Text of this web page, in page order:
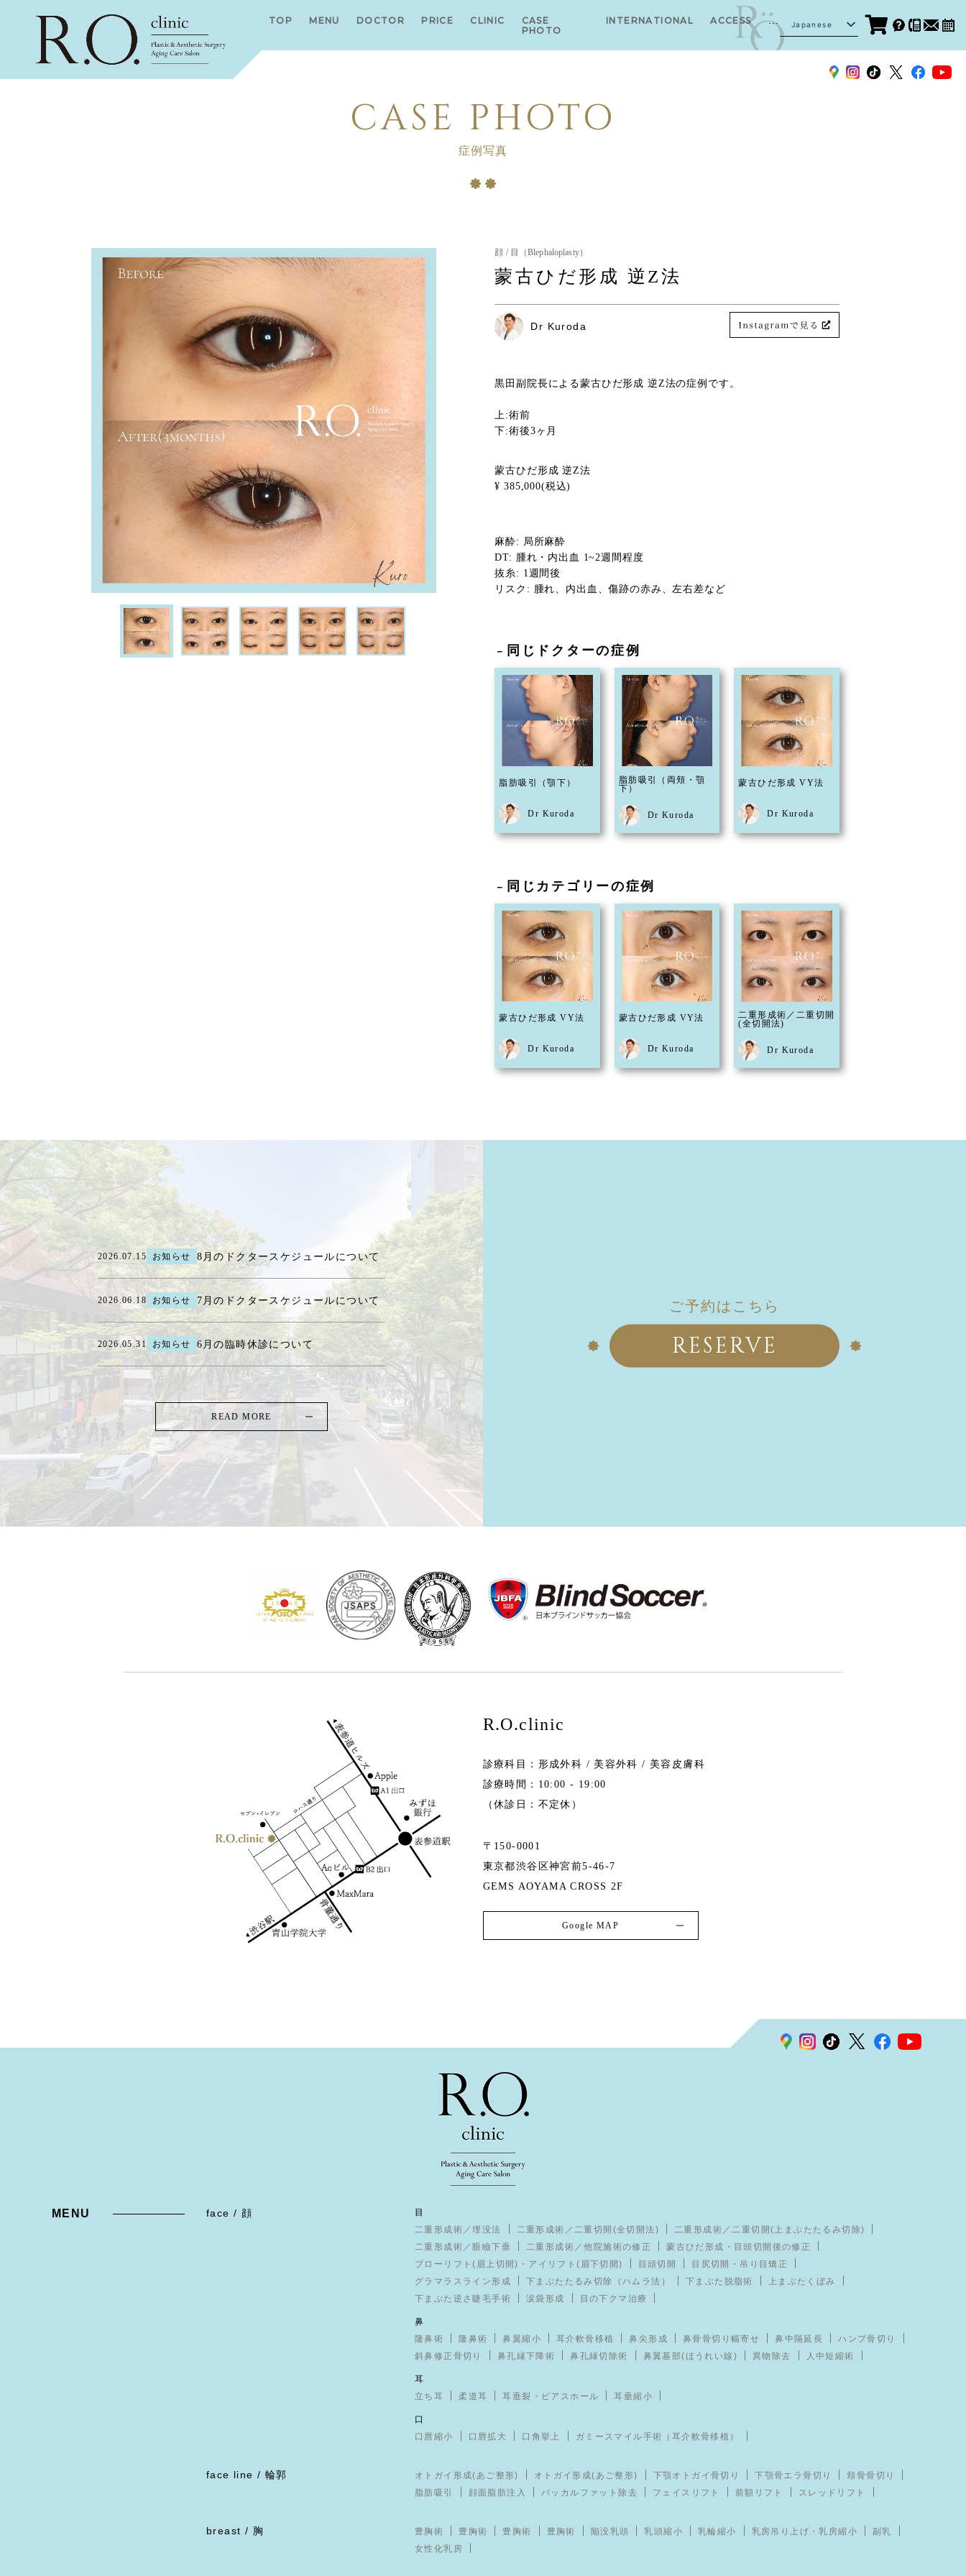
TOP MENU DOCTOR PRICE CLINIC
CASE
PHOTO
INTERNATIONAL ACCESS ... Japanese
CASE PHOTO
症例写真
顔 / 目（Blephaloplasty）
蒙古ひだ形成 逆Z法
Dr Kuroda
黒田副院長による蒙古ひだ形成 逆Z法の症例です。
上:術前
下:術後3ヶ月
蒙古ひだ形成 逆Z法
¥ 385,000(税込)
麻酔: 局所麻酔
DT: 腫れ・内出血 1~2週間程度
抜糸: 1週間後
リスク: 腫れ、内出血、傷跡の赤み、左右差など
－ 同じドクターの症例
脂肪吸引（顎下）
Dr Kuroda
脂肪吸引（両頬・顎
下）
Dr Kuroda
蒙古ひだ形成 VY法
Dr Kuroda
－ 同じカテゴリーの症例
蒙古ひだ形成 VY法
Dr Kuroda
蒙古ひだ形成 VY法
Dr Kuroda
二重形成術／二重切開
(全切開法)
Dr Kuroda
2026.07.15 お知らせ 8月のドクタースケジュールについて
2026.06.18 お知らせ 7月のドクタースケジュールについて
2026.05.31 お知らせ 6月の臨時休診について
READ MORE
ご予約はこちら
RESERVE
R.O.clinic
診療科目：形成外科 / 美容外科 / 美容皮膚科
診療時間：10:00 - 19:00
（休診日：不定休）
〒150-0001
東京都渋谷区神宮前5-46-7
GEMS AOYAMA CROSS 2F
Google MAP
MENU face / 顔
目
二重形成術／埋没法
二重形成術／二重切開(全切開法)
二重形成術／二重切開(上まぶたたるみ切除)
二重形成術／眼瞼下垂
二重形成術／他院施術の修正
蒙古ひだ形成・目頭切開後の修正
ブローリフト(眉上切開)・アイリフト(眉下切開)
目頭切開
目尻切開・吊り目矯正
グラマラスライン形成
下まぶたたるみ切除（ハムラ法） 下まぶた脱脂術
上まぶたくぼみ
下まぶた逆さ睫毛手術
涙袋形成 目の下クマ治療
鼻
隆鼻術
隆鼻術 鼻翼縮小 耳介軟骨移植 鼻尖形成 鼻骨骨切り幅寄せ 鼻中隔延長
ハンプ骨切り
斜鼻修正骨切り
鼻孔縁下降術 鼻孔縁切除術 鼻翼基部(ほうれい線) 異物除去 人中短縮術
耳
立ち耳
柔道耳 耳垂裂・ピアスホール 耳垂縮小
口
口唇縮小
口唇拡大 口角挙上 ガミースマイル手術（耳介軟骨移植）
face line / 輪郭 オトガイ形成(あご整形) オトガイ形成(あご整形) 下顎オトガイ骨切り 下顎骨エラ骨切り
頬骨骨切り
脂肪吸引
顔面脂肪注入 バッカルファット除去 フェイスリフト 前額リフト スレッドリフト
breast / 胸 豊胸術 豊胸術 豊胸術 豊胸術 陥没乳頭 乳頭縮小 乳輪縮小 乳房吊り上げ・乳房縮小
副乳
女性化乳房